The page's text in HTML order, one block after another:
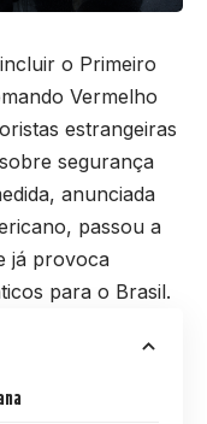
o Primeiro
Vermelho
estrangeiras
segurança
anunciada
passou a
já provoca
para o Brasil.